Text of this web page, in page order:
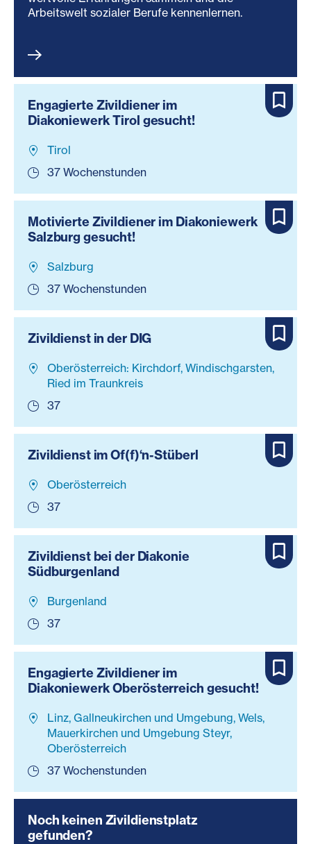
Arbeitswelt sozialer Berufe kennenlernen.
Engagierte Zivildiener im
Diakoniewerk Tirol gesucht!
Tirol
37 Wochenstunden
Motivierte Zivildiener im Diakoniewerk
Salzburg gesucht!
Salzburg
37 Wochenstunden
Zivildienst in der DIG
Oberösterreich: Kirchdorf, Windischgarsten,
Ried im Traunkreis
37
Zivildienst im Of(f)‘n-Stüberl
Oberösterreich
37
Zivildienst bei der Diakonie
Südburgenland
Burgenland
37
Engagierte Zivildiener im
Diakoniewerk Oberösterreich gesucht!
Linz, Gallneukirchen und Umgebung, Wels,
Mauerkirchen und Umgebung Steyr,
Oberösterreich
37 Wochenstunden
Noch keinen Zivildienstplatz
gefunden?